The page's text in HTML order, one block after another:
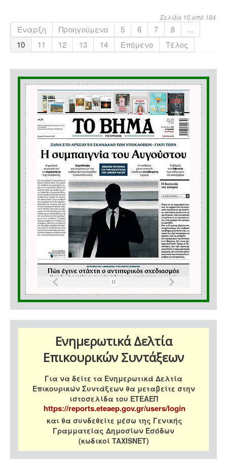
Σελίδα 10 από 184
Έναρξη Προηγούμενο 5 6 7 8
...
10
11 12 13 14 Επόμενο Τέλος
Ενημερωτικά Δελτία
Επικουρικών Συντάξεων
Για να δείτε τα Ενημερωτικά Δελτία
Επικουρικών Συντάξεων θα μεταβείτε στην
ιστοσελίδα του ΕΤΕΑΕΠ
https://reports.eteaep.gov.gr/users/login
και θα συνδεθείτε μέσω της Γενικής
Γραμματείας Δημοσίων Εσόδων
(κωδικοί TAXISNET)